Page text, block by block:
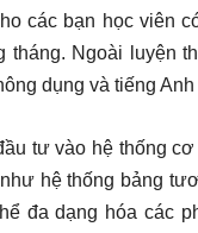
các bạn học viên
tháng. Ngoài luyện
dụng và tiếng
tư vào hệ thống
hệ thống bảng
đa dạng hóa các